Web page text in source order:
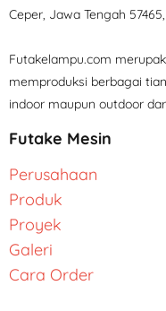
Ceper, Jawa Tengah
Futakelampu.com
memproduksi berbagai
indoor maupun outdoor
Futake Mesin
Perusahaan
Produk
Proyek
Galeri
Cara Order